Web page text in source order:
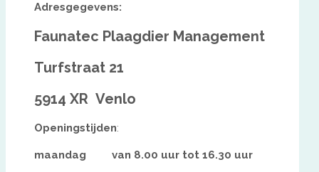
Adresgegevens:
Faunatec Plaagdier Management
Turfstraat 21
5914 XR Venlo
Openingstijden:
maandag van 8.00 uur tot 16.30 uur